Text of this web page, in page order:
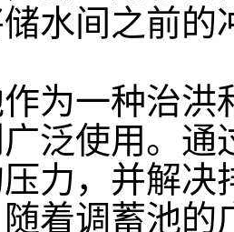
水间之前
为一种治
泛使用。
力，并解决
着调蓄池的